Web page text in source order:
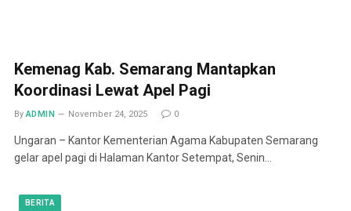
Kemenag Kab. Semarang Mantapkan
Koordinasi Lewat Apel Pagi
By ADMIN November 24, 2025 0
Ungaran – Kantor Kementerian Agama Kabupaten Semarang
gelar apel pagi di Halaman Kantor Setempat, Senin…
BERITA